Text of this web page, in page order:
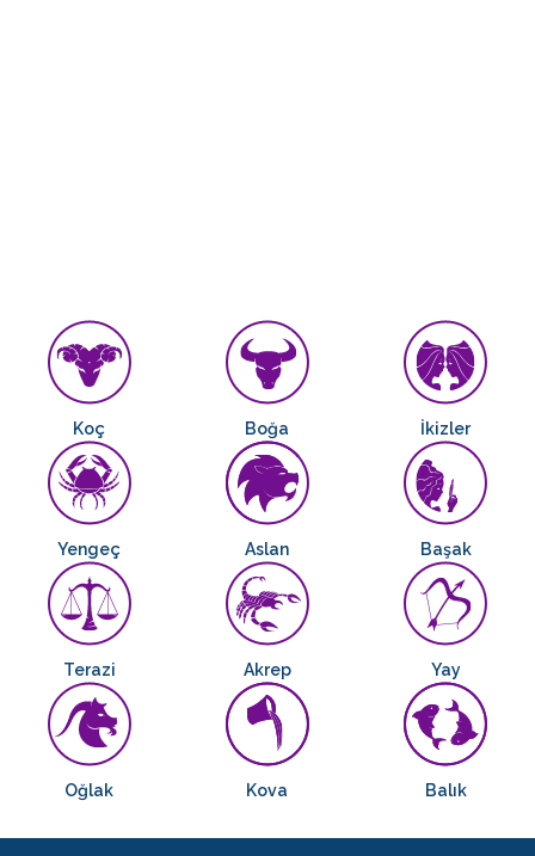
Koç Boğa İkizler
Yengeç Aslan Başak
Terazi Akrep Yay
Oğlak Kova Balık